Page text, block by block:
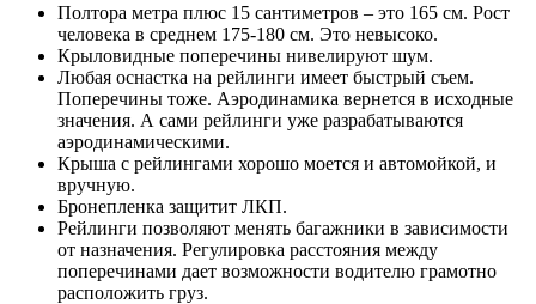
Полтора метра плюс 15 сантиметров – это 165 см. Рост
человека в среднем 175-180 см. Это невысоко.
Крыловидные поперечины нивелируют шум.
Любая оснастка на рейлинги имеет быстрый съем.
Поперечины тоже. Аэродинамика вернется в исходные
значения. А сами рейлинги уже разрабатываются
аэродинамическими.
Крыша с рейлингами хорошо моется и автомойкой, и
вручную.
Бронепленка защитит ЛКП.
Рейлинги позволяют менять багажники в зависимости
от назначения. Регулировка расстояния между
поперечинами дает возможности водителю грамотно
расположить груз.